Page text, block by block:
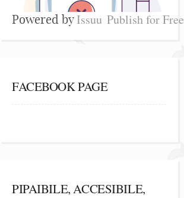
Powered byIssuu Publish for Free
FACEBOOK PAGE
PIPAIBILE, ACCESIBILE,